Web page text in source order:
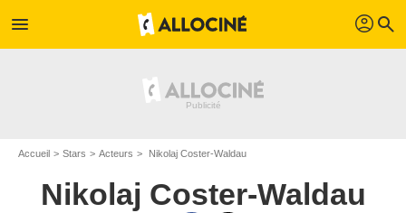
menu profil search
Accueil Stars Acteurs Nikolaj Coster-Waldau
Nikolaj Coster-Waldau